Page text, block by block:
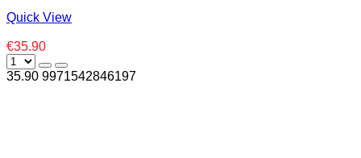
Quick View
€35.90
35.90 9971542846197